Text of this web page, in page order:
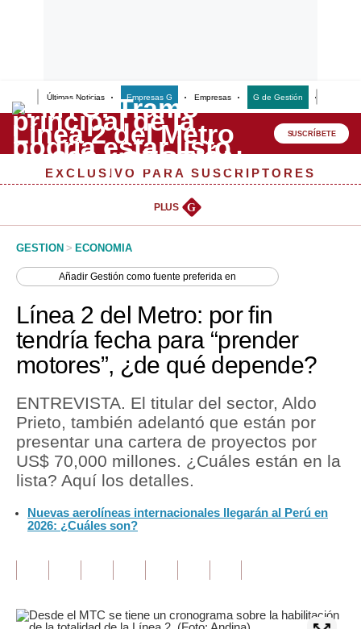
Últimas Noticias Empresas G Empresas G de Gestión
Lo último
Peru Quiosco
Management & Empleo
Perú
Política
Finanzas Personales
Inmobiliarias
Plus G
Opinión
Blogs
SUSCRÍBETE
EXCLUSIVO PARA SUSCRIPTORES
PLUS G
GESTION > ECONOMIA
AñadirGestión como fuente preferida en
Línea 2 del Metro: por fin
tendría fecha para “prender
motores”, ¿de qué depende?
ENTREVISTA. El titular del sector, Aldo
Prieto, también adelantó que están por
presentar una cartera de proyectos por
US$ 70,000 millones. ¿Cuáles están en la
lista? Aquí los detalles.
Nuevas aerolíneas internacionales llegarán al Perú en
2026: ¿Cuáles son?